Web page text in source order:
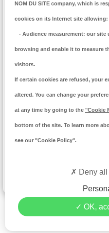
THÉÂTRE VICTOR
Un théâtre à l'italienne pour
éclectique
NOM DU SITE company, which is
cookies on its Internet site allowing:
- Audience measurement: our site
browsing and enable it to measure
visitors.
If certain cookies are refused, your
altered. You can change your
at any time by going to the "Cookie
bottom of the site. To learn more
see our "Cookie Policy".
OK,
Deny